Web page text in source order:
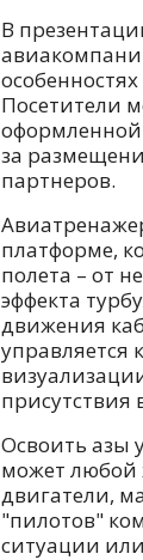
В
Посетители
за
партнеров.
платформе,
полета – от
эффекта
движения
управляется
присутствия
Освоить азы
может любой
двигатели,
"пилотов"
ситуации